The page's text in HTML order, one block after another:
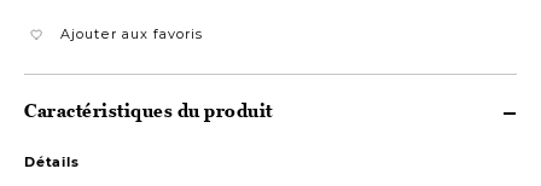
Ajouter aux favoris
Caractéristiques du produit
Détails